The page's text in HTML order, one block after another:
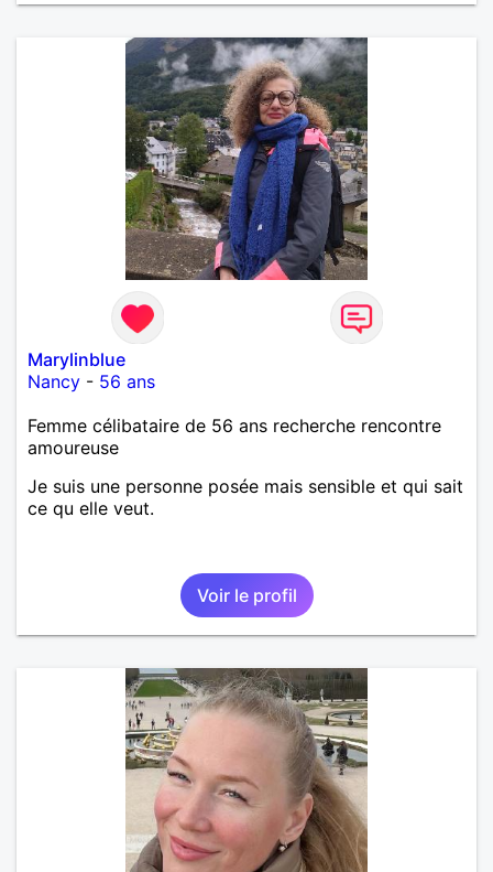
Marylinblue
Nancy - 56 ans
Femme célibataire de 56 ans recherche rencontre
amoureuse
Je suis une personne posée mais sensible et qui sait
ce qu elle veut.
Voir le profil